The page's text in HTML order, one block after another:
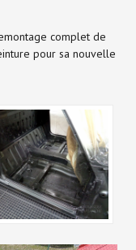
complet de
pour sa nouvelle